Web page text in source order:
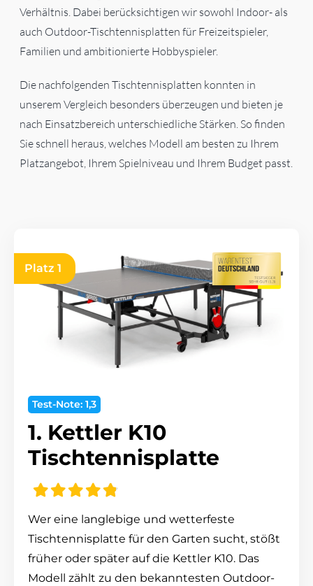
Verhältnis. Dabei berücksichtigen wir sowohl Indoor- als
auch Outdoor-Tischtennisplatten für Freizeitspieler,
Familien und ambitionierte Hobbyspieler.
Die nachfolgenden Tischtennisplatten konnten in
unserem Vergleich besonders überzeugen und bieten je
nach Einsatzbereich unterschiedliche Stärken. So finden
Sie schnell heraus, welches Modell am besten zu Ihrem
Platzangebot, Ihrem Spielniveau und Ihrem Budget passt.
Platz 1
Test-Note: 1,3
1. Kettler K10
Tischtennisplatte
Wer eine langlebige und wetterfeste
Tischtennisplatte für den Garten sucht, stößt
früher oder später auf die Kettler K10. Das
Modell zählt zu den bekanntesten Outdoor-